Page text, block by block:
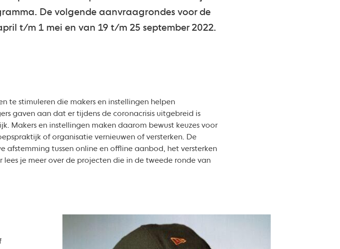
De volgende aanvraagrondes voor de
t/m 1 mei en van 19 t/m 25 september 2022.
te stimuleren die makers en instellingen helpen
gaven aan dat er tijdens de coronacrisis uitgebreid is
Makers en instellingen maken daarom bewust keuzes voor
of organisatie vernieuwen of versterken. De
afstemming tussen online en offline aanbod, het versterken
je meer over de projecten die in de tweede ronde van